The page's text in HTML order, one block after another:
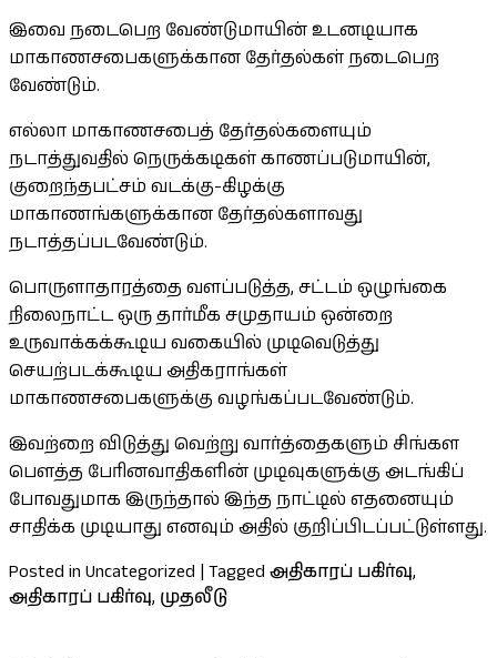
இவை நடைபெற வேண்டுமாயின் உடனடியாக
மாகாணசபைகளுக்கான தேர்தல்கள் நடைபெற
வேண்டும்.
எல்லா மாகாணசபைத் தேர்தல்களையும்
நடாத்துவதில் நெருக்கடிகள் காணப்படுமாயின்,
குறைந்தபட்சம் வடக்கு-கிழக்கு
மாகாணங்களுக்கான தேர்தல்களாவது
நடாத்தப்படவேண்டும்.
பொருளாதாரத்தை வளப்படுத்த, சட்டம் ஒழுங்கை
நிலைநாட்ட ஒரு தார்மீக சமுதாயம் ஒன்றை
உருவாக்கக்கூடிய வகையில் முடிவெடுத்து
செயற்படக்கூடிய அதிகராங்கள்
மாகாணசபைகளுக்கு வழங்கப்படவேண்டும்.
இவற்றை விடுத்து வெற்று வார்த்தைகளும் சிங்கள
பௌத்த பேரினவாதிகளின் முடிவுகளுக்கு அடங்கிப்
போவதுமாக இருந்தால் இந்த நாட்டில் எதனையும்
சாதிக்க முடியாது எனவும் அதில் குறிப்பிடப்பட்டுள்ளது.
Posted in Uncategorized | Tagged அதிகாரப் பகிர்வு,
அதிகாரப் பகிர்வு, முதலீடு